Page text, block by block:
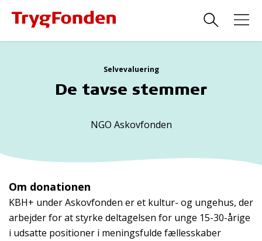
Selvevaluering
De tavse stemmer
NGO Askovfonden
Om donationen
KBH+ under Askovfonden er et kultur- og ungehus, der
arbejder for at styrke deltagelsen for unge 15-30-årige
i udsatte positioner i meningsfulde fællesskaber